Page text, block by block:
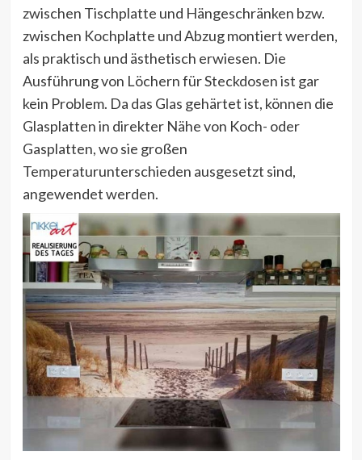
zwischen Tischplatte und Hängeschränken bzw.
zwischen Kochplatte und Abzug montiert werden,
als praktisch und ästhetisch erwiesen. Die
Ausführung von Löchern für Steckdosen ist gar
kein Problem. Da das Glas gehärtet ist, können die
Glasplatten in direkter Nähe von Koch- oder
Gasplatten, wo sie großen
Temperaturunterschieden ausgesetzt sind,
angewendet werden.